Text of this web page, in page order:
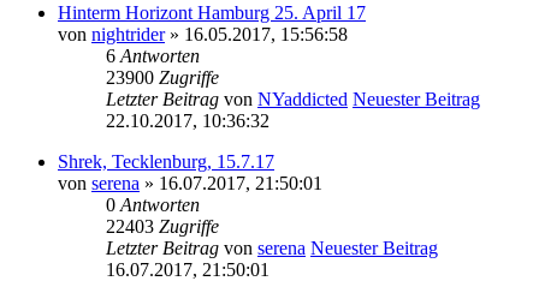
Hinterm Horizont Hamburg 25. April 17
von nightrider» 16.05.2017, 15:56:58
6 Antworten
23900 Zugriffe
Letzter Beitrag von NYaddicted Neuester Beitrag
22.10.2017, 10:36:32
Shrek, Tecklenburg, 15.7.17
von serena » 16.07.2017, 21:50:01
0 Antworten
22403 Zugriffe
Letzter Beitrag von serena Neuester Beitrag
16.07.2017, 21:50:01